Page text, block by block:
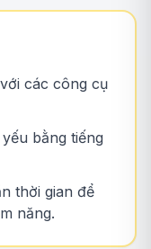
các công cụ
bằng tiếng
thời gian để
năng.